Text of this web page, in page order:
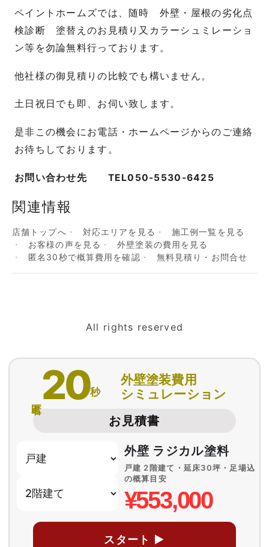
ペイントホームズでは、随時 外壁・屋根の劣化点
検診断 塗替えのお見積り又カラーシュミレーショ
ン等を勿論無料行っております。
他社様の御見積りの比較でも構いません。
土日祝日でも即、お伺い致します。
是非この機会にお電話・ホームページからのご連絡
お待ちしております。
お問い合わせ先 TEL050-5530-6425
関連情報
店舗トップへ 対応エリアを見る
施工例一覧を見る
お客様の声を見る
外壁塗装の費用を見る
匿名30秒で概算費用を確認
無料見積り・お問合せ
All rights reserved
20秒
外壁塗装費用
シミュレーション
お見積書
外壁 ラジカル塗料
戸建 2階建て・延床30坪・足場込
の概算目安
¥553,000
スタート ▶